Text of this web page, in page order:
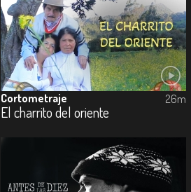
Cortometraje
El charrito del oriente
26m